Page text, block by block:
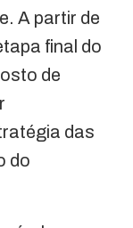
A partir de
final do
de
das
do